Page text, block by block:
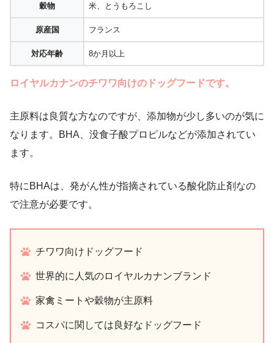
穀物 米、とうもろこし
原産国 フランス
対応年齢 8か月以上
ロイヤルカナンのチワワ向けのドッグフードです。
主原料は良質な方なのですが、添加物が少し多いのが気に
なります。BHA、没食子酸プロピルなどが添加されてい
ます。
特にBHAは、発がん性が指摘されている酸化防止剤なの
で注意が必要です。
チワワ向けドッグフード
世界的に人気のロイヤルカナンブランド
家禽ミートや穀物が主原料
コスパに関しては良好なドッグフード